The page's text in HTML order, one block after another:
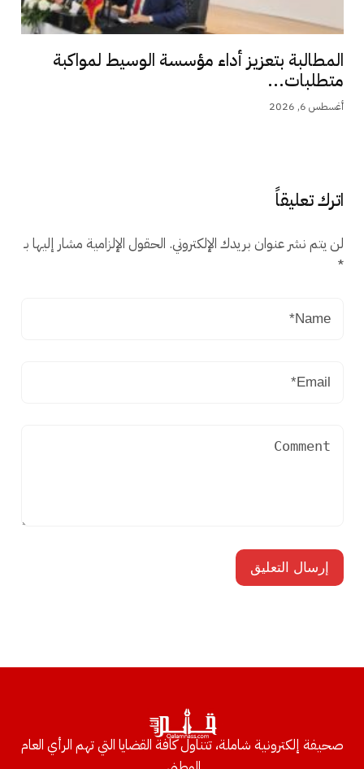
المطالبة بتعزيز أداء مؤسسة الوسيط لمواكبة
متطلبات...
أغسطس 6, 2026
اترك تعليقاً
لن يتم نشر عنوان بريدك الإلكتروني. الحقول الإلزامية مشار إليها بـ
*
صحيفة إلكترونية شاملة، تتناول كافة القضايا التي تهم الرأي العام